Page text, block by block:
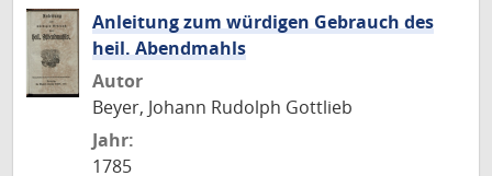
Anleitung zum würdigen Gebrauch des
heil. Abendmahls
Autor
Beyer, Johann Rudolph Gottlieb
Jahr:
1785